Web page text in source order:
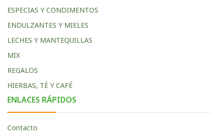
ESPECIAS Y CONDIMENTOS
ENDULZANTES Y MIELES
LECHES Y MANTEQUILLAS
MIX
REGALOS
HIERBAS, TÈ Y CAFÉ
ENLACES RÁPIDOS
Contacto